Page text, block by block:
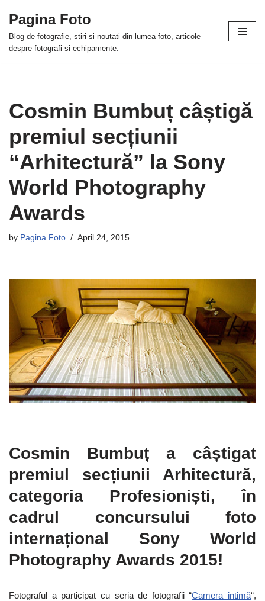
Skip
to
Pagina Foto
Blog de fotografie, stiri si noutati din lumea foto, articole
despre fotografi si echipamente.
Cosmin Bumbuț câștigă
premiul secțiunii
“Arhitectură” la Sony
World Photography
Awards
by Pagina Foto April 24, 2015
Cosmin Bumbuț a câștigat
premiul secțiunii Arhitectură,
categoria Profesioniști, în
cadrul concursului foto
internațional Sony World
Photography Awards 2015!
Fotograful a participat cu seria de fotografii “Camera intimă“,